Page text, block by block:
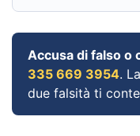
Accusa di falso o
335 669 3954.
due falsità ti